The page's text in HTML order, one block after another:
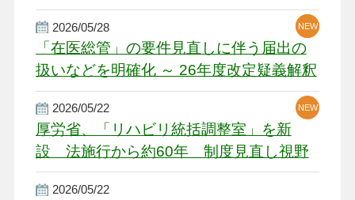
厳しい経営環境に危機感
2026/05/28
「在医総管」の要件見直しに伴う届出の
扱いなどを明確化 ～ 26年度改定疑義解釈
NEW
NEW
2026/05/22
厚労省、「リハビリ統括調整室」を新
設 法施行から約60年 制度見直し視野
NEW
2026/05/22